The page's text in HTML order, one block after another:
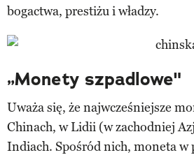
bogactwa, prestiżu i władzy.
„Monety szpadlowe"
Uważa się, że najwcześniejsze
Chinach, w Lidii (w zachodniej
Indiach. Spośród nich, moneta w